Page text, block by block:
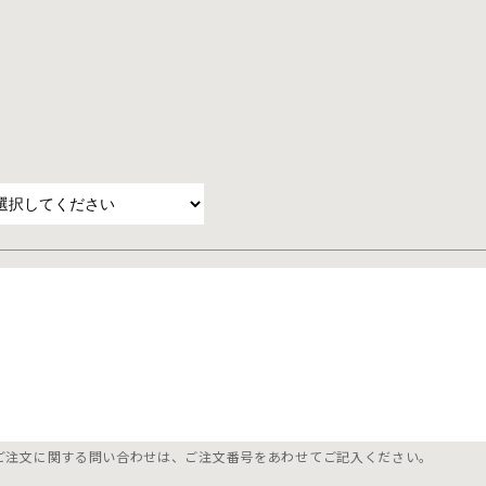
文に関する問い合わせは、ご注文番号をあわせてご記入ください。